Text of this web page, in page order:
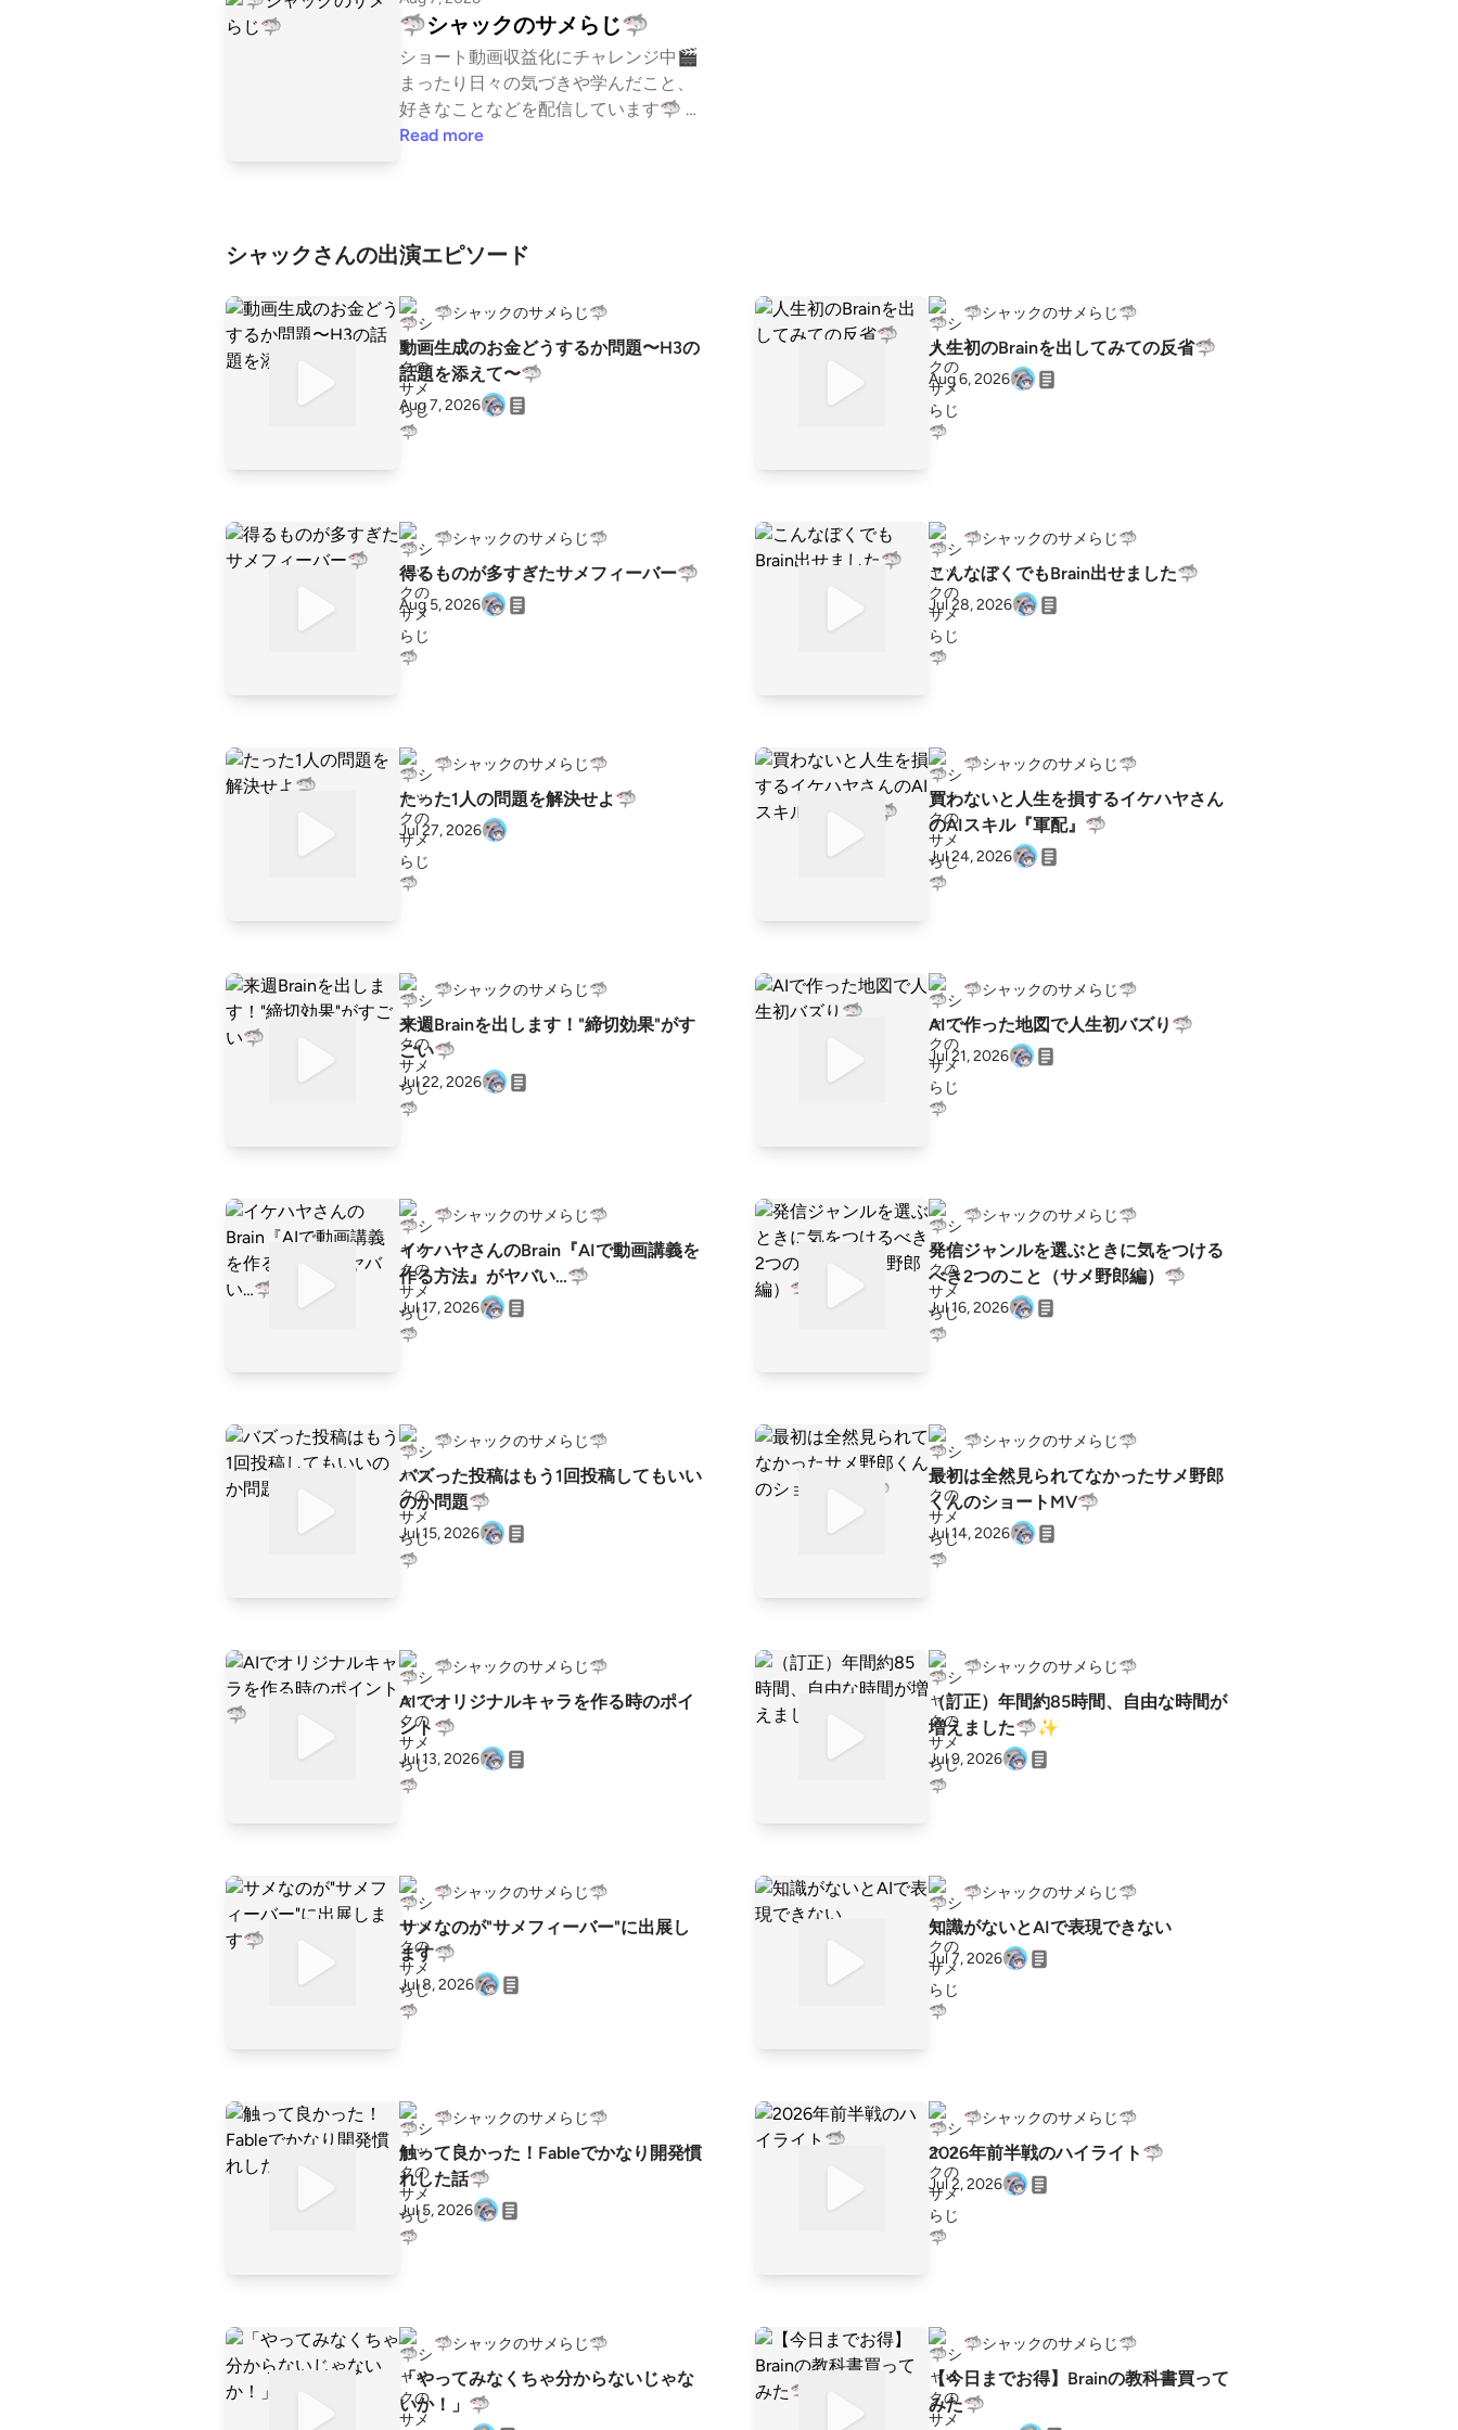
🦈シャックのサメらじ🦈
ショート動画収益化にチャレンジ中🎬
まったり日々の気づきや学んだこと、
好きなことなどを配信しています🦈 ht
tps://listen.style/p/shack922?LesbRRJz
Read more
シャックさんの出演エピソード
🦈シャックのサメらじ🦈
動画生成のお金どうするか問題〜H3の
話題を添えて〜🦈
Aug 7, 2026
🦈シャックのサメらじ🦈
人生初のBrainを出してみての反省🦈
Aug 6, 2026
🦈シャックのサメらじ🦈
得るものが多すぎたサメフィーバー🦈
Aug 5, 2026
🦈シャックのサメらじ🦈
こんなぼくでもBrain出せました🦈
Jul 28, 2026
🦈シャックのサメらじ🦈
たった1人の問題を解決せよ🦈
Jul 27, 2026
🦈シャックのサメらじ🦈
買わないと人生を損するイケハヤさん
のAIスキル『軍配』🦈
Jul 24, 2026
🦈シャックのサメらじ🦈
来週Brainを出します！"締切効果"がす
ごい🦈
Jul 22, 2026
🦈シャックのサメらじ🦈
AIで作った地図で人生初バズり🦈
Jul 21, 2026
🦈シャックのサメらじ🦈
イケハヤさんのBrain『AIで動画講義を
作る方法』がヤバい…🦈
Jul 17, 2026
🦈シャックのサメらじ🦈
発信ジャンルを選ぶときに気をつける
べき2つのこと（サメ野郎編）🦈
Jul 16, 2026
🦈シャックのサメらじ🦈
バズった投稿はもう1回投稿してもいい
のか問題🦈
Jul 15, 2026
🦈シャックのサメらじ🦈
最初は全然見られてなかったサメ野郎
くんのショートMV🦈
Jul 14, 2026
🦈シャックのサメらじ🦈
AIでオリジナルキャラを作る時のポイ
ント🦈
Jul 13, 2026
🦈シャックのサメらじ🦈
（訂正）年間約85時間、自由な時間が
増えました🦈✨
Jul 9, 2026
🦈シャックのサメらじ🦈
サメなのが"サメフィーバー"に出展し
ます🦈
Jul 8, 2026
🦈シャックのサメらじ🦈
知識がないとAIで表現できない
Jul 7, 2026
🦈シャックのサメらじ🦈
触って良かった！Fableでかなり開発慣
れした話🦈
Jul 5, 2026
🦈シャックのサメらじ🦈
2026年前半戦のハイライト🦈
Jul 2, 2026
🦈シャックのサメらじ🦈
「やってみなくちゃ分からないじゃな
いか！」🦈
🦈シャックのサメらじ🦈
【今日までお得】Brainの教科書買って
みた🦈